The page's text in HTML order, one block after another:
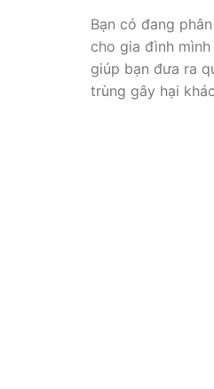
Bạn có đang
cho gia đình
giúp bạn đưa ra
trùng gây hại